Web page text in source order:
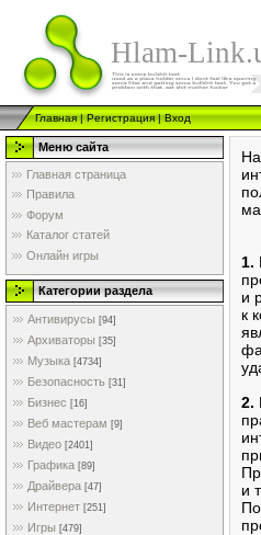
Hlam-
Главная|Регистрация|Вход
Меню сайта
Главная страница
Правила
Форум
Каталог статей
Онлайн игры
Категории раздела
Антивирусы [94]
Архиваторы [35]
Музыка [4734]
Безопасность [31]
Бизнес [16]
Веб мастерам [9]
Видео [2401]
Графика [89]
Драйвера [47]
Интернет [251]
Игры [479]
1.
и
к
2.
и